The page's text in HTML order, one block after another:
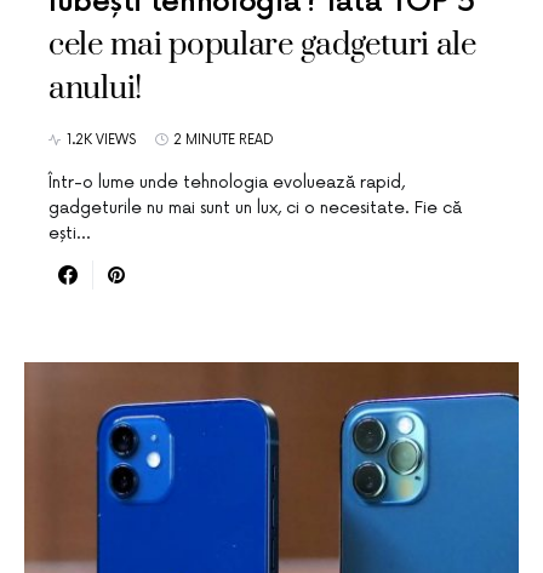
cele mai populare gadgeturi ale
anului!
1.2K VIEWS 2 MINUTE READ
Într-o lume unde tehnologia evoluează rapid,
gadgeturile nu mai sunt un lux, ci o necesitate. Fie că
ești…